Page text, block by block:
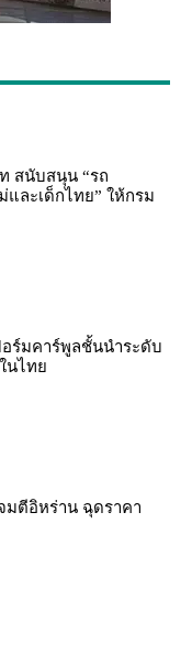
สนับสนุน “รถ
และเด็กไทย” ให้กรม
ร์มคาร์พูลชั้นนำระดับ
นไทย
มตีอิหร่าน ฉุดราคา